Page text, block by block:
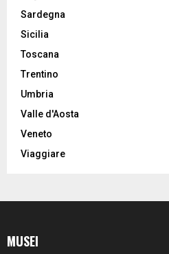
Sardegna
Sicilia
Toscana
Trentino
Umbria
Valle d'Aosta
Veneto
Viaggiare
MUSEI